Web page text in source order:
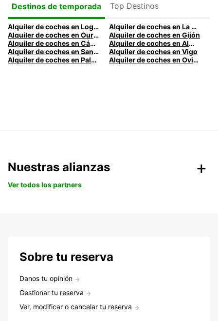
Destinos de temporada
Top Destinos
Alquiler de coches en Logroño
Alquiler de coches en La Coruña
Alquiler de coches en Ourense
Alquiler de coches en Gijón
Alquiler de coches en Cádiz
Alquiler de coches en Almería
Alquiler de coches en Santander
Alquiler de coches en Vigo
Alquiler de coches en Palma
Alquiler de coches en Oviedo
Nuestras alianzas
Ver todos los partners
Sobre tu reserva
Danos tu opinión
Gestionar tu reserva
Ver, modificar o cancelar tu reserva